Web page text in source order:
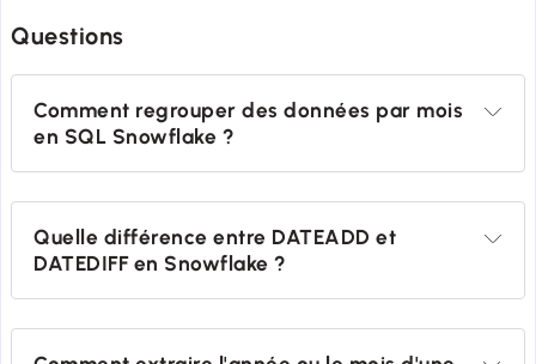
Questions
Comment regrouper des données par mois
en SQL Snowflake ?
Quelle différence entre DATEADD et
DATEDIFF en Snowflake ?